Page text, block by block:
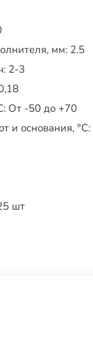
мм: 2.5
2-3
От -50 до +70
и основания, °C:
шт